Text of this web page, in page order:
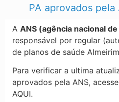
PA​ aprovados pela
A ANS (agência nacional
responsável por regular
de planos de saúde
Para verificar a ultima
aprovados pela ANS,
AQUI.